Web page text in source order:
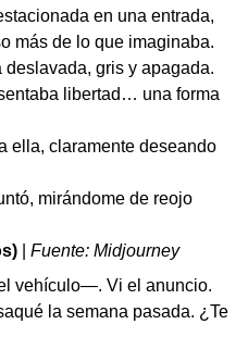
en una entrada,
más de lo que imaginaba.
gris y apagada.
libertad… una forma
ella, claramente deseando
mirándome de reojo
Fuente: Midjourney
vehículo—. Vi el anuncio.
la semana pasada. ¿Te